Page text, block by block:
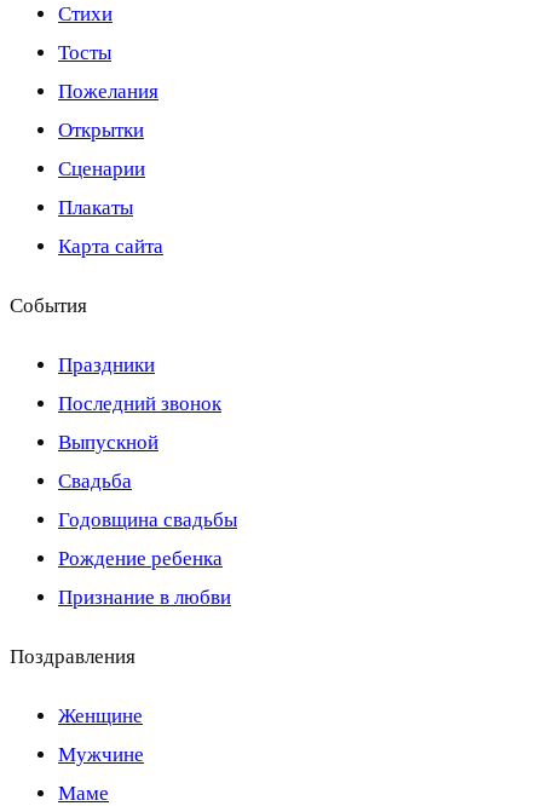
Стихи
Тосты
Пожелания
Открытки
Сценарии
Плакаты
Карта сайта
События
Праздники
Последний звонок
Выпускной
Свадьба
Годовщина свадьбы
Рождение ребенка
Признание в любви
Поздравления
Женщине
Мужчине
Маме